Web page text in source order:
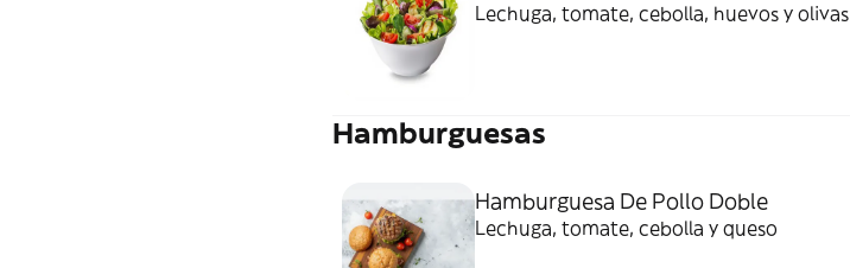
Lechuga, tomate, cebolla, huevos y olivas
Hamburguesas
Hamburguesa De Pollo Doble
Lechuga, tomate, cebolla y queso